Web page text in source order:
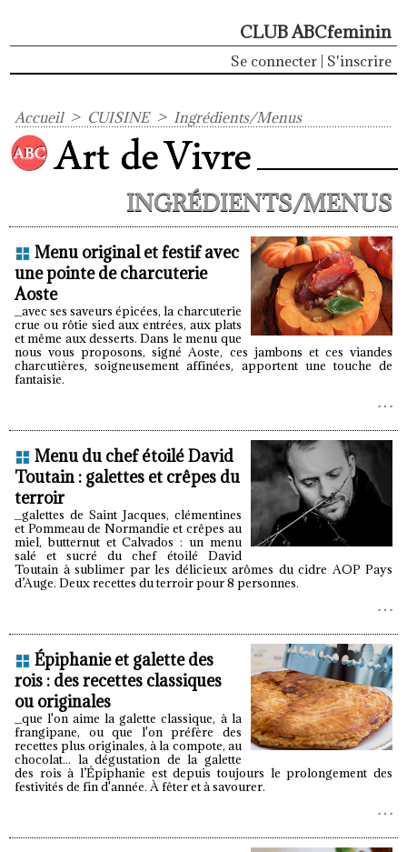
CLUB ABCfeminin
Se connecter S'inscrire
Accueil > CUISINE > Ingrédients/Menus
INGRÉDIENTS/MENUS
Menu original et festif avec
une pointe de charcuterie
Aoste
_avec ses saveurs épicées, la charcuterie
crue ou rôtie sied aux entrées, aux plats
et même aux desserts. Dans le menu que
nous vous proposons, signé Aoste, ces jambons et ces viandes
charcutières, soigneusement affinées, apportent une touche de
fantaisie.
Menu du chef étoilé David
Toutain : galettes et crêpes du
terroir
_galettes de Saint Jacques, clémentines
et Pommeau de Normandie et crêpes au
miel, butternut et Calvados : un menu
salé et sucré du chef étoilé David
Toutain à sublimer par les délicieux arômes du cidre AOP Pays
d’Auge. Deux recettes du terroir pour 8 personnes.
Épiphanie et galette des
rois : des recettes classiques
ou originales
_que l'on aime la galette classique, à la
frangipane, ou que l'on préfère des
recettes plus originales, à la compote, au
chocolat... la dégustation de la galette
des rois à l’Épiphanie est depuis toujours le prolongement des
festivités de fin d'année. À fêter et à savourer.